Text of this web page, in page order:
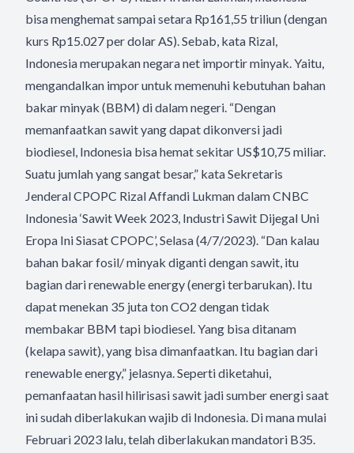
bisa menghemat sampai setara Rp161,55 triliun (dengan
kurs Rp15.027 per dolar AS). Sebab, kata Rizal,
Indonesia merupakan negara net importir minyak. Yaitu,
mengandalkan impor untuk memenuhi kebutuhan bahan
bakar minyak (BBM) di dalam negeri. “Dengan
memanfaatkan sawit yang dapat dikonversi jadi
biodiesel, Indonesia bisa hemat sekitar US$10,75 miliar.
Suatu jumlah yang sangat besar,” kata Sekretaris
Jenderal CPOPC Rizal Affandi Lukman dalam CNBC
Indonesia ‘Sawit Week 2023, Industri Sawit Dijegal Uni
Eropa Ini Siasat CPOPC’, Selasa (4/7/2023). “Dan kalau
bahan bakar fosil/ minyak diganti dengan sawit, itu
bagian dari renewable energy (energi terbarukan). Itu
dapat menekan 35 juta ton CO2 dengan tidak
membakar BBM tapi biodiesel. Yang bisa ditanam
(kelapa sawit), yang bisa dimanfaatkan. Itu bagian dari
renewable energy,” jelasnya. Seperti diketahui,
pemanfaatan hasil hilirisasi sawit jadi sumber energi saat
ini sudah diberlakukan wajib di Indonesia. Di mana mulai
Februari 2023 lalu, telah diberlakukan mandatori B35.